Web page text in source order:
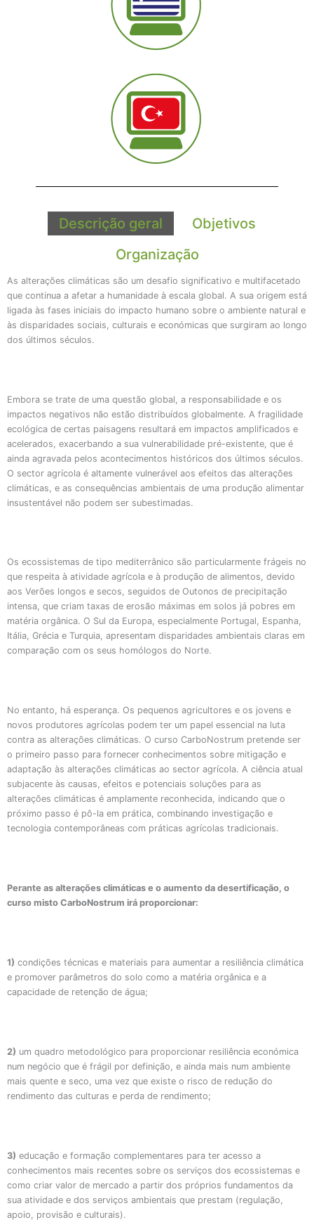
Descrição geral
Objetivos
Organização
As alterações climáticas são um desafio significativo e multifacetado
que continua a afetar a humanidade à escala global. A sua origem está
ligada às fases iniciais do impacto humano sobre o ambiente natural e
às disparidades sociais, culturais e económicas que surgiram ao longo
dos últimos séculos.
Embora se trate de uma questão global, a responsabilidade e os
impactos negativos não estão distribuídos globalmente. A fragilidade
ecológica de certas paisagens resultará em impactos amplificados e
acelerados, exacerbando a sua vulnerabilidade pré-existente, que é
ainda agravada pelos acontecimentos históricos dos últimos séculos.
O sector agrícola é altamente vulnerável aos efeitos das alterações
climáticas, e as consequências ambientais de uma produção alimentar
insustentável não podem ser subestimadas.
Os ecossistemas de tipo mediterrânico são particularmente frágeis no
que respeita à atividade agrícola e à produção de alimentos, devido
aos Verões longos e secos, seguidos de Outonos de precipitação
intensa, que criam taxas de erosão máximas em solos já pobres em
matéria orgânica. O Sul da Europa, especialmente Portugal, Espanha,
Itália, Grécia e Turquia, apresentam disparidades ambientais claras em
comparação com os seus homólogos do Norte.
No entanto, há esperança. Os pequenos agricultores e os jovens e
novos produtores agrícolas podem ter um papel essencial na luta
contra as alterações climáticas. O curso CarboNostrum pretende ser
o primeiro passo para fornecer conhecimentos sobre mitigação e
adaptação às alterações climáticas ao sector agrícola. A ciência atual
subjacente às causas, efeitos e potenciais soluções para as
alterações climáticas é amplamente reconhecida, indicando que o
próximo passo é pô-la em prática, combinando investigação e
tecnologia contemporâneas com práticas agrícolas tradicionais.
Perante as alterações climáticas e o aumento da desertificação, o
curso misto CarboNostrum irá proporcionar:
1) condições técnicas e materiais para aumentar a resiliência climática
e promover parâmetros do solo como a matéria orgânica e a
capacidade de retenção de água;
2) um quadro metodológico para proporcionar resiliência económica
num negócio que é frágil por definição, e ainda mais num ambiente
mais quente e seco, uma vez que existe o risco de redução do
rendimento das culturas e perda de rendimento;
3) educação e formação complementares para ter acesso a
conhecimentos mais recentes sobre os serviços dos ecossistemas e
como criar valor de mercado a partir dos próprios fundamentos da
sua atividade e dos serviços ambientais que prestam (regulação,
apoio, provisão e culturais).